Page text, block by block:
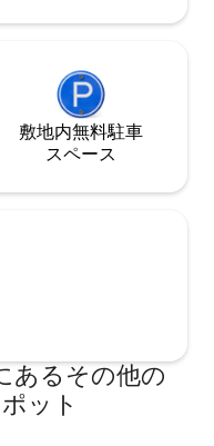
敷地内無料駐⁠車
ス⁠ペ⁠ー⁠ス
あ⁠るそ⁠の⁠他⁠の
ッ⁠ト